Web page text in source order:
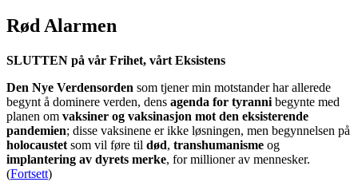
Rød Alarmen
SLUTTEN på vår Frihet, vårt Eksistens
Den Nye Verdensorden som tjener min motstander har allerede
begynt å dominere verden, dens agenda for tyranni begynte med
planen om vaksiner og vaksinasjon mot den eksisterende
pandemien; disse vaksinene er ikke løsningen, men begynnelsen på
holocaustet som vil føre til død, transhumanisme og
implantering av dyrets merke, for millioner av mennesker.
(Fortsett)